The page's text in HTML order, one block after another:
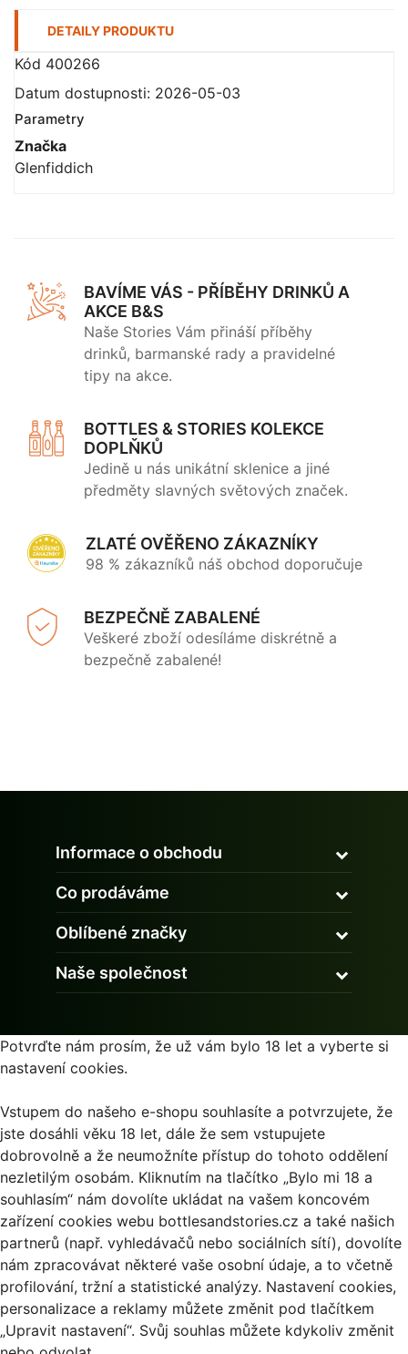
DETAILY PRODUKTU
Kód 400266
Datum dostupnosti: 2026-05-03
Parametry
Značka
Glenfiddich
BAVÍME VÁS - PŘÍBĚHY DRINKŮ A
AKCE B&S
Naše Stories Vám přináší příběhy
drinků, barmanské rady a pravidelné
tipy na akce.
BOTTLES & STORIES KOLEKCE
DOPLŇKŮ
Jedině u nás unikátní sklenice a jiné
předměty slavných světových značek.
ZLATÉ OVĚŘENO ZÁKAZNÍKY
98 % zákazníků náš obchod doporučuje
BEZPEČNĚ ZABALENÉ
Veškeré zboží odesíláme diskrétně a
bezpečně zabalené!
Informace o obchodu
Co prodáváme
Oblíbené značky
Naše společnost
Potvrďte nám prosím, že už vám bylo 18 let a vyberte si
nastavení cookies.
Vstupem do našeho e-shopu souhlasíte a potvrzujete, že
jste dosáhli věku 18 let, dále že sem vstupujete
dobrovolně a že neumožníte přístup do tohoto oddělení
nezletilým osobám. Kliknutím na tlačítko „Bylo mi 18 a
souhlasím“ nám dovolíte ukládat na vašem koncovém
zařízení cookies webu bottlesandstories.cz a také našich
partnerů (např. vyhledávačů nebo sociálních sítí), dovolíte
nám zpracovávat některé vaše osobní údaje, a to včetně
profilování, tržní a statistické analýzy. Nastavení cookies,
personalizace a reklamy můžete změnit pod tlačítkem
„Upravit nastavení“. Svůj souhlas můžete kdykoliv změnit